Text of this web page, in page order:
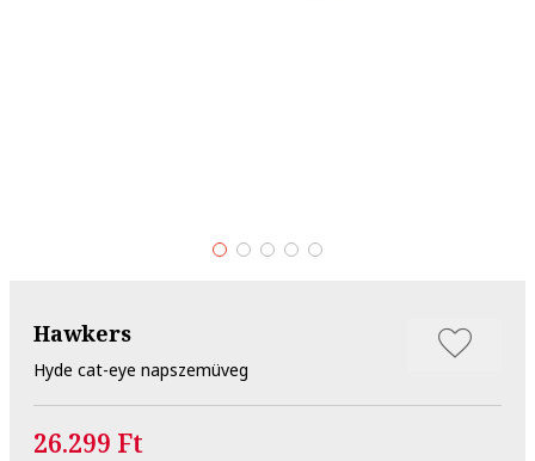
Hawkers
Hyde cat-eye napszemüveg
26.299 Ft